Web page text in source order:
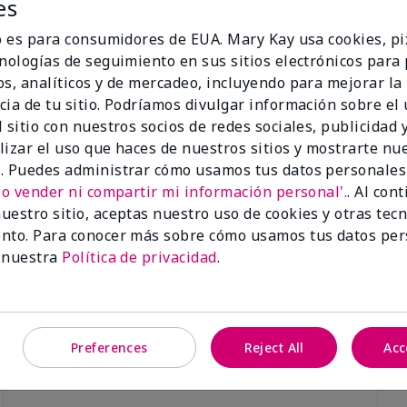
3D Foundation
rosados fríos)
Skinvigorate™ Duo Facial
especial†
es para consumidores de EUA. Mary Kay usa cookies,
de seguimiento en sus sitios electrónicos para
analíticos y de mercadeo, incluyendo para mejorar la
de tu sitio. Podríamos divulgar información sobre el
sitio con nuestros socios de redes sociales, publicidad
el uso que haces de nuestros sitios y mostrarte
Puedes administrar cómo usamos tus datos
vender ni compartir mi información personal'.. Al
sitio, aceptas nuestro uso de cookies y otras
Para conocer más sobre cómo usamos tus datos
Política de privacidad.
Preferences Reject All